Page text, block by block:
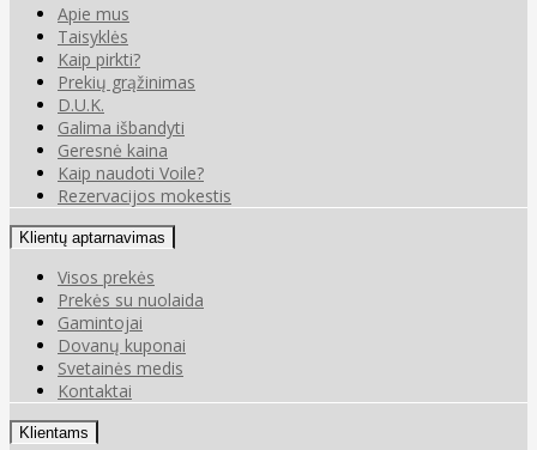
Apie mus
Taisyklės
Kaip pirkti?
Prekių grąžinimas
D.U.K.
Galima išbandyti
Geresnė kaina
Kaip naudoti Voile?
Rezervacijos mokestis
Klientų aptarnavimas
Visos prekės
Prekės su nuolaida
Gamintojai
Dovanų kuponai
Svetainės medis
Kontaktai
Klientams